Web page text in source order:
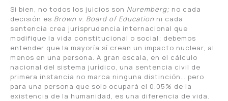
Si bien, no todos los juicios son Nuremberg; no cada
decisión es Brown v. Board of Education ni cada
sentencia crea jurisprudencia internacional que
modifique la vida constitucional o social; debemos
entender que la mayoría sí crean un impacto nuclear, al
menos en una persona. A gran escala, en el cálculo
nacional del sistema jurídico, una sentencia civil de
primera instancia no marca ninguna distinción… pero
para una persona que solo ocupará el 0.05% de la
existencia de la humanidad, es una diferencia de vida.